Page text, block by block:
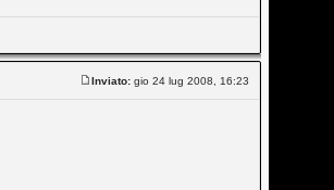
Inviato: gio 24 lug 2008, 16:23